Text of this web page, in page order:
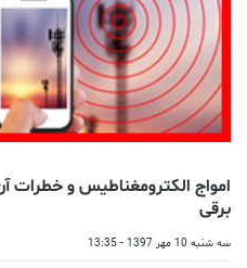
امواج الکترومغناطیس و خطرات
برقی
سه شنبه 10 مهر 1397 - 13:35